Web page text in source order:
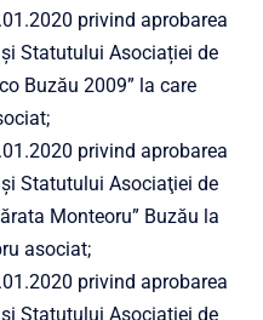
privind aprobarea
Statutului Asociației de
Buzău 2009” la care
privind aprobarea
Statutului Asociaţiei de
Monteoru” Buzău la
asociat;
privind aprobarea
Statutului Asociaţiei de